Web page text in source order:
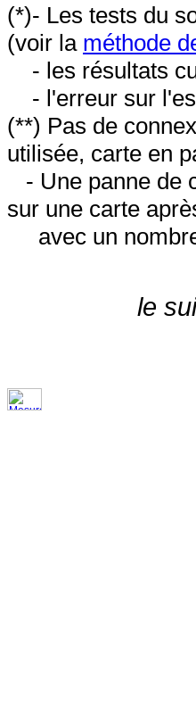
(*)- Les tests du
(voir la méthode
- les résultats
- l'erreur sur
(**) Pas de
utilisée, carte en
- Une panne de
sur une carte
avec un
le